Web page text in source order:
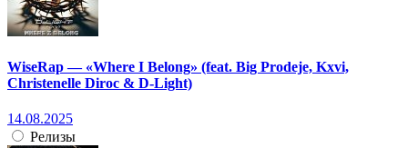
WiseRap — «Where I Belong» (feat. Big Prodeje, Kxvi,
Christenelle Diroc & D-Light)
14.08.2025
Релизы